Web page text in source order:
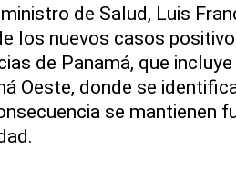
de Salud, Luis
los nuevos casos
de Panamá, que
Oeste, donde se
se mantienen